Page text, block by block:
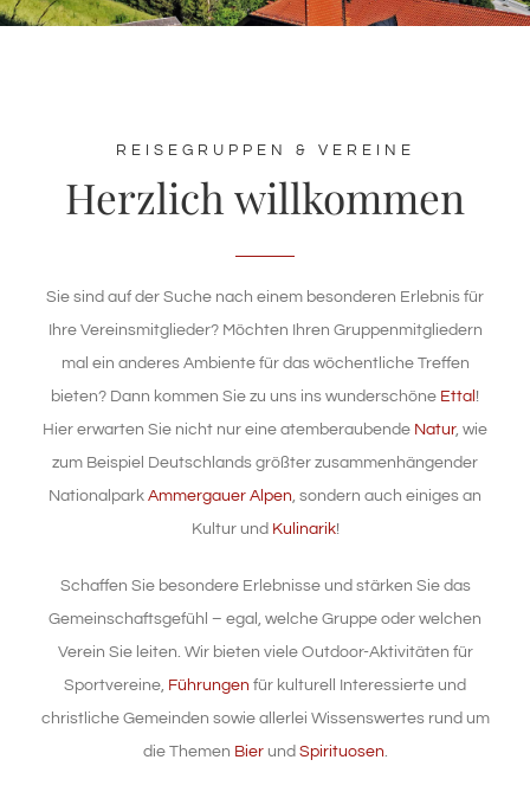
NATUR & KULTUR
WISSENSWERTES
REISEGRUPPEN & VEREINE
Herzlich willkommen
Sie sind auf der Suche nach einem besonderen Erlebnis für
Ihre Vereinsmitglieder? Möchten Ihren Gruppenmitgliedern
mal ein anderes Ambiente für das wöchentliche Treffen
bieten? Dann kommen Sie zu uns ins wunderschöne Ettal !
Hier erwarten Sie nicht nur eine atemberaubende Natur, wie
zum Beispiel Deutschlands größter zusammenhängender
Nationalpark Ammergauer Alpen, sondern auch einiges an
Kultur und Kulinarik!
Schaffen Sie besondere Erlebnisse und stärken Sie das
Gemeinschaftsgefühl – egal, welche Gruppe oder welchen
Verein Sie leiten. Wir bieten viele Outdoor-Aktivitäten für
Sportvereine, Führungen für kulturell Interessierte und
christliche Gemeinden sowie allerlei Wissenswertes rund um
die Themen Bierund Spirituosen.